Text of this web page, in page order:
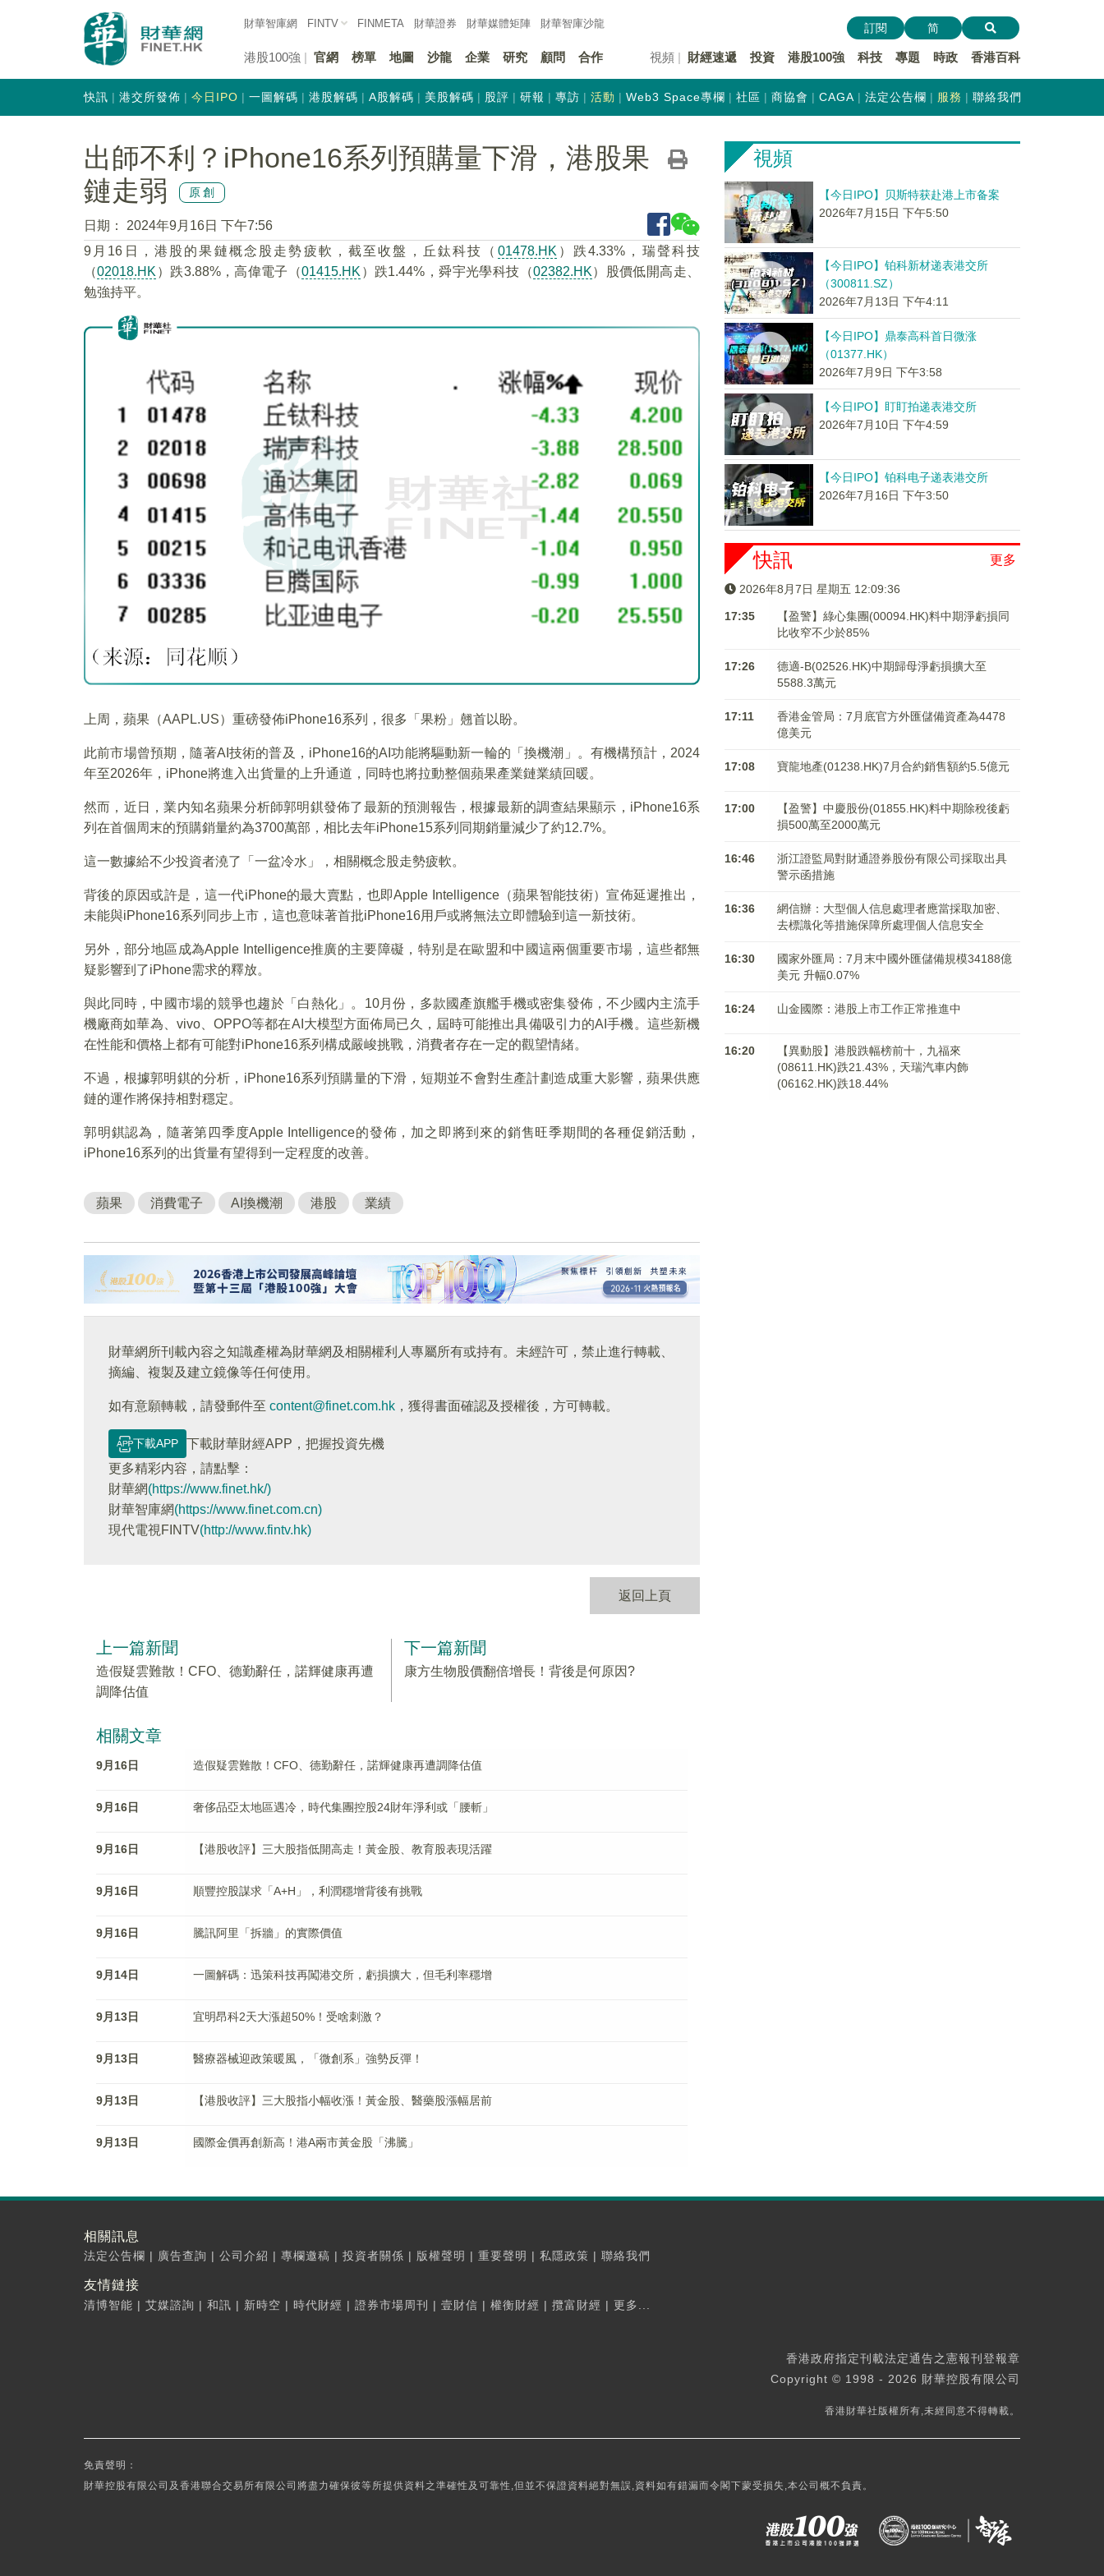
財華智庫網 FINTV FINMETA 財華證券 財華媒體矩陣 財華智庫沙龍
港股100強 官網 榜單 地圖 沙龍 企業 研究 顧問 合作 視頻 財經速遞 投資 港股100強 科技 專題 時政 香港百科
訂閱 简
快訊 港交所發佈 今日IPO 一圖解碼 港股解碼 A股解碼 美股解碼 股評 研報 專訪 活動 Web3 Space專欄 社區 商協會 CAGA 法定公告欄 服務 聯絡我們
出師不利？iPhone16系列預購量下滑，港股果
鏈走弱
原創
日期：
2024年9月16日 下午7:56
9月16日，港股的果鏈概念股走勢疲軟，截至收盤，丘鈦科技（ 01478.HK ）跌4.33%，瑞聲科技
（02018.HK ）跌3.88%，高偉電子（01415.HK ）跌1.44%，舜宇光學科技（02382.HK）股價低開高走、
勉強持平。
上周，蘋果（AAPL.US）重磅發佈iPhone16系列，很多「果粉」翹首以盼。
此前市場曾預期，隨著AI技術的普及，iPhone16的AI功能將驅動新一輪的「換機潮」。有機構預計，2024
年至2026年，iPhone將進入出貨量的上升通道，同時也將拉動整個蘋果產業鏈業績回暖。
然而，近日，業内知名蘋果分析師郭明錤發佈了最新的預測報告，根據最新的調查結果顯示，iPhone16系
列在首個周末的預購銷量約為3700萬部，相比去年iPhone15系列同期銷量減少了約12.7%。
這一數據給不少投資者澆了「一盆冷水」，相關概念股走勢疲軟。
背後的原因或許是，這一代iPhone的最大賣點，也即Apple Intelligence（蘋果智能技術）宣佈延遲推出，
未能與iPhone16系列同步上市，這也意味著首批iPhone16用戶或將無法立即體驗到這一新技術。‌
另外，部分地區成為Apple Intelligence推廣的主要障礙，特别是在歐盟和中國這兩個重要市場，這些都無
疑影響到了iPhone需求的釋放。
與此同時，中國市場的競爭也趨於「白熱化」。10月份，多款國產旗艦手機或密集發佈，不少國内主流手
機廠商如華為、vivo、OPPO等都在AI大模型方面佈局已久，屆時可能推出具備吸引力的AI手機。這些新機
在性能和價格上都有可能對iPhone16系列構成嚴峻挑戰，消費者存在一定的觀望情緒。
不過，根據郭明錤的分析，iPhone16系列預購量的下滑，短期並不會對生產計劃造成重大影響，蘋果供應
鏈的運作將保持相對穩定。
郭明錤認為，隨著第四季度Apple Intelligence的發佈，加之即將到來的銷售旺季期間的各種促銷活動，
iPhone16系列的出貨量有望得到一定程度的改善。
蘋果 消費電子 AI換機潮 港股 業績
財華網所刊載內容之知識產權為財華網及相關權利人專屬所有或持有。未經許可，禁止進行轉載、
摘編、複製及建立鏡像等任何使用。
如有意願轉載，請發郵件至 content@finet.com.hk ，獲得書面確認及授權後，方可轉載。
下載APP
下載財華財經APP，把握投資先機
更多精彩内容，請點擊：
財華網(https://www.finet.hk/)
財華智庫網(https://www.finet.com.cn)
現代電視FINTV(http://www.fintv.hk)
返回上頁
上一篇新聞
造假疑雲難散！CFO、德勤辭任，諾輝健康再遭
調降估值
下一篇新聞
康方生物股價翻倍增長！背後是何原因?
相關文章
9月16日 造假疑雲難散！CFO、德勤辭任，諾輝健康再遭調降估值
9月16日 奢侈品亞太地區遇冷，時代集團控股24財年淨利或「腰斬」
9月16日 【港股收評】三大股指低開高走！黃金股、教育股表現活躍
9月16日 順豐控股謀求「A+H」，利潤穩增背後有挑戰
9月16日 騰訊阿里「拆牆」的實際價值
9月14日 一圖解碼：迅策科技再闖港交所，虧損擴大，但毛利率穩增
9月13日 宜明昂科2天大漲超50%！受啥刺激？
9月13日 醫療器械迎政策暖風，「微創系」強勢反彈！
9月13日 【港股收評】三大股指小幅收漲！黃金股、醫藥股漲幅居前
9月13日 國際金價再創新高！港A兩市黃金股「沸騰」
視頻
【今日IPO】贝斯特获赴港上市备案
2026年7月15日 下午5:50
【今日IPO】铂科新材递表港交所
（300811.SZ）
2026年7月13日 下午4:11
【今日IPO】鼎泰高科首日微涨
（01377.HK）
2026年7月9日 下午3:58
【今日IPO】盯盯拍递表港交所
2026年7月10日 下午4:59
【今日IPO】铂科电子递表港交所
2026年7月16日 下午3:50
更多
快訊
2026年8月7日 星期五 12:09:37
17:35
【盈警】綠心集團(00094.HK)料中期淨虧損同
比收窄不少於85%
17:26
德適-B(02526.HK)中期歸母淨虧損擴大至
5588.3萬元
17:11
香港金管局：7月底官方外匯儲備資產為4478
億美元
17:08 寶龍地產(01238.HK)7月合約銷售額約5.5億元
17:00
【盈警】中慶股份(01855.HK)料中期除稅後虧
損500萬至2000萬元
16:46
浙江證監局對財通證券股份有限公司採取出具
警示函措施
16:36
網信辦：大型個人信息處理者應當採取加密、
去標識化等措施保障所處理個人信息安全
16:30
國家外匯局：7月末中國外匯儲備規模34188億
美元 升幅0.07%
16:24 山金國際：港股上市工作正常推進中
16:20
【異動股】港股跌幅榜前十，九福來
(08611.HK)跌21.43%，天瑞汽車内飾
(06162.HK)跌18.44%
相關訊息
法定公告欄 | 廣告查詢 | 公司介紹 | 專欄邀稿 | 投資者關係 | 版權聲明 | 重要聲明 | 私隱政策 | 聯絡我們
友情鏈接
清博智能 | 艾媒諮詢 | 和訊 | 新時空 | 時代財經 | 證券市場周刊 | 壹財信 | 權衡財經 | 攬富財經 | 更多...
香港政府指定刊載法定通告之憲報刊登報章
Copyright © 1998 - 2026 財華控股有限公司
香港財華社版權所有,未經同意不得轉載。
免責聲明：
財華控股有限公司及香港聯合交易所有限公司將盡力確保彼等所提供資料之準確性及可靠性,但並不保證資料絕對無誤,資料如有錯漏而令閣下蒙受損失,本公司概不負責。